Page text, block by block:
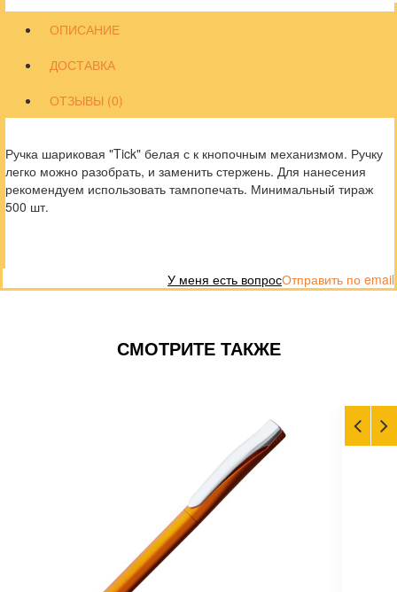
ОПИСАНИЕ
ДОСТАВКА
ОТЗЫВЫ (0)
Ручка шариковая "Tick" белая с к кнопочным механизмом. Ручку
легко можно разобрать, и заменить стержень. Для нанесения
рекомендуем использовать тампопечать. Минимальный тираж
500 шт.
Отправить по email
У меня есть вопрос
СМОТРИТЕ ТАКЖЕ